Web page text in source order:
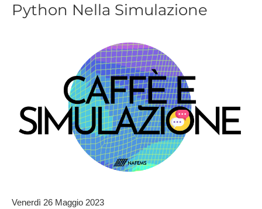
Python Nella Simulazione
Venerdì 26 Maggio 2023